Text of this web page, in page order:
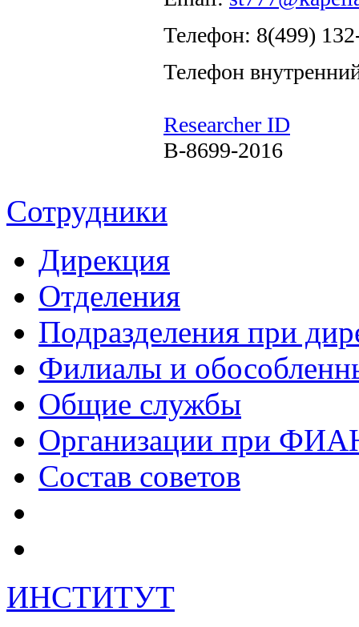
Телефон: 8(499)
Телефон
Researcher ID
B-8699-2016
Сотрудники
Дирекция
Отделения
Подразделения при
Филиалы и
Общие службы
Организации при
Состав советов
ИНСТИТУТ